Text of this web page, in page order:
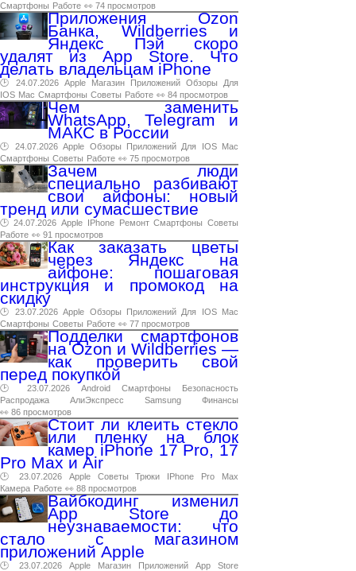
Смартфоны Работе 👀 74 просмотров
Приложения Ozon
Банка, Wildberries и
Яндекс Пэй скоро
удалят из App Store. Что
делать владельцам iPhone
🕑 24.07.2026 Apple Магазин Приложений Обзоры
Для
IOS Mac Смартфоны Советы Работе 👀 84 просмотров
Чем заменить
WhatsApp, Telegram и
МАКС в России
🕑 24.07.2026 Apple Обзоры Приложений Для IOS
Mac
Смартфоны Советы Работе 👀 75 просмотров
Зачем люди
специально разбивают
свои айфоны: новый
тренд или сумасшествие
🕑 24.07.2026 Apple IPhone Ремонт Смартфоны Советы
Работе 👀 91 просмотров
Как заказать цветы
через Яндекс на
айфоне: пошаговая
инструкция и промокод на
скидку
🕑 23.07.2026 Apple Обзоры Приложений Для IOS
Mac
Смартфоны Советы Работе 👀 77 просмотров
Подделки смартфонов
на Ozon и Wildberries —
как проверить свой
перед покупкой
🕑 23.07.2026 Android Смартфоны
Безопасность
Распродажа
АлиЭкспресс Samsung
Финансы
👀 86 просмотров
Стоит ли клеить стекло
или пленку на блок
камер iPhone 17 Pro, 17
Pro Max и Air
🕑 23.07.2026 Apple Советы Трюки IPhone Pro
Max
Камера Работе 👀 88 просмотров
Вайбкодинг изменил
App Store до
неузнаваемости: что
стало с магазином
приложений Apple
🕑 23.07.2026 Apple Магазин Приложений App
Store